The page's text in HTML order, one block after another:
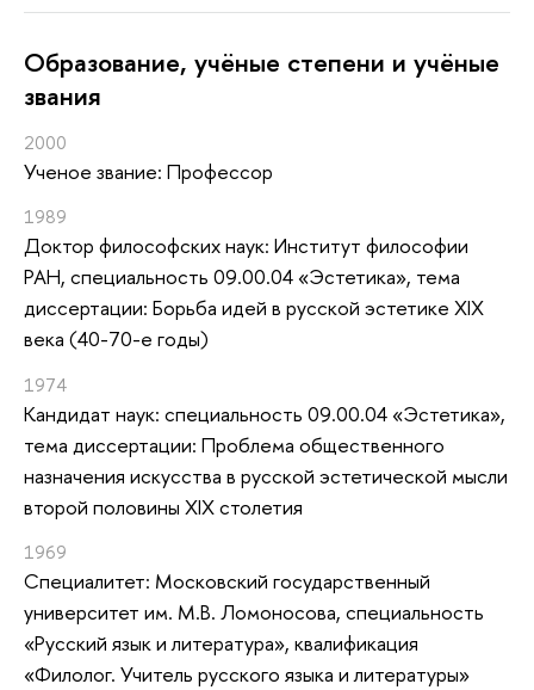
Oбразование, учёные степени и учёные
звания
2000
Ученое звание: Профессор
1989
Доктор философских наук: Институт философии
РАН, специальность 09.00.04 «Эстетика», тема
диссертации: Борьба идей в русской эстетике XIX
века (40-70-е годы)
1974
Кандидат наук: специальность 09.00.04 «Эстетика»,
тема диссертации: Проблема общественного
назначения искусства в русской эстетической мысли
второй половины XIX столетия
1969
Специалитет: Московский государственный
университет им. М.В. Ломоносова, специальность
«Русский язык и литература», квалификация
«Филолог. Учитель русского языка и литературы»